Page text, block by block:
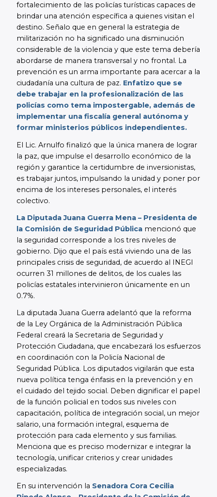
fortalecimiento de las policías turísticas capaces de
brindar una atención específica a quienes visitan el
destino. Señalo que en general la estrategia de
militarización no ha significado una disminución
considerable de la violencia y que este tema debería
abordarse de manera transversal y no frontal. La
prevención es un arma importante para acercar a la
ciudadanía una cultura de paz. Enfatizo que se
debe trabajar en la profesionalización de las
policías como tema impostergable, además de
implementar una fiscalía general autónoma y
formar ministerios públicos independientes.
El Lic. Arnulfo finalizó que la única manera de lograr
la paz, que impulse el desarrollo económico de la
región y garantice la certidumbre de inversionistas,
es trabajar juntos, impulsando la unidad y poner por
encima de los intereses personales, el interés
colectivo.
La Diputada Juana Guerra Mena – Presidenta de
la Comisión de Seguridad Públicamencionó que
la seguridad corresponde a los tres niveles de
gobierno. Dijo que el país está viviendo una de las
principales crisis de seguridad, de acuerdo al INEGI
ocurren 31 millones de delitos, de los cuales las
policías estatales intervinieron únicamente en un
0.7%.
La diputada Juana Guerra adelantó que la reforma
de la Ley Orgánica de la Administración Pública
Federal creará la Secretaria de Seguridad y
Protección Ciudadana, que encabezará los esfuerzos
en coordinación con la Policía Nacional de
Seguridad Pública. Los diputados vigilarán que esta
nueva política tenga énfasis en la prevención y en
el cuidado del tejido social. Deben dignificar el papel
de la función policial en todos sus niveles con
capacitación, política de integración social, un mejor
salario, una formación integral, esquema de
protección para cada elemento y sus familias.
Menciona que es preciso modernizar e integrar la
tecnología, unificar criterios y crear unidades
especializadas.
En su intervención la Senadora Cora Cecilia